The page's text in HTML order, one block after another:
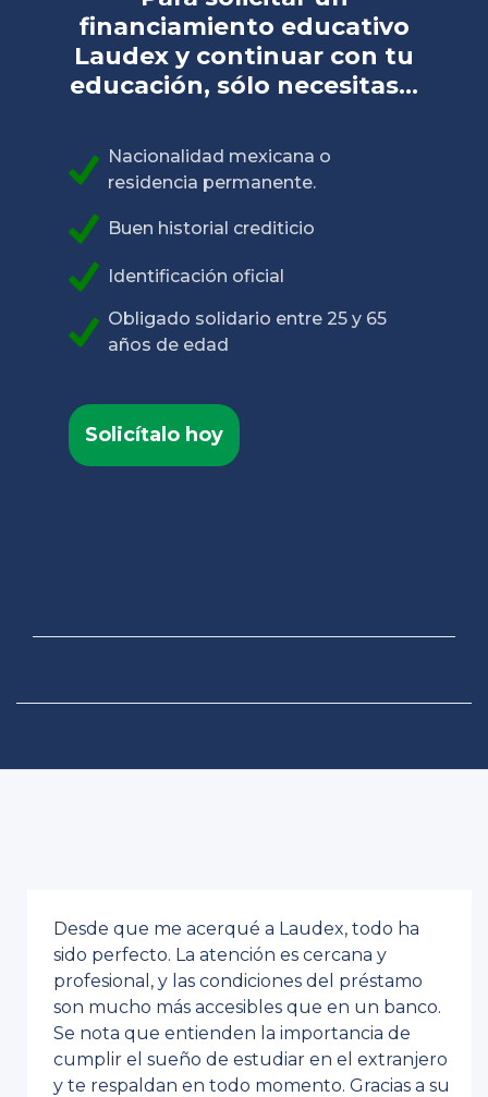
financiamiento educativo
Laudex y continuar con tu
educación, sólo necesitas...
Nacionalidad mexicana o
residencia permanente.
Buen historial crediticio
Identificación oficial
Obligado solidario entre 25 y 65
años de edad
Solicítalo hoy
Desde que me acerqué a Laudex, todo ha
sido perfecto. La atención es cercana y
profesional, y las condiciones del préstamo
son mucho más accesibles que en un banco.
Se nota que entienden la importancia de
cumplir el sueño de estudiar en el extranjero
y te respaldan en todo momento. Gracias a su